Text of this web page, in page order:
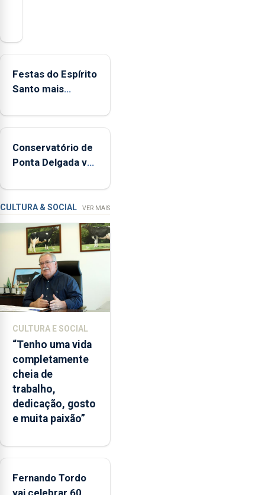
mais
ocorrências
e
inspeções
relacionadas
a
apanha
ilegal
lapas
2022
e
2026.
ilha
das
Flores
apresenta
um
“decréscimo
significativo”
CPUE
2022
e
Festas do Espírito
Santo mais
Conservatório de
Ponta Delgada vai
instrumentos
CULTURA & SOCIAL VER MAIS
CULTURA E SOCIAL
“Tenho uma vida
completamente
cheia de
trabalho,
dedicação, gosto
e muita paixão”
Fernando Tordo
vai celebrar 60